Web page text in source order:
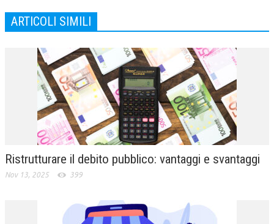
ARTICOLI SIMILI
Ristrutturare il debito pubblico: vantaggi e svantaggi
Nov 13, 2025 399